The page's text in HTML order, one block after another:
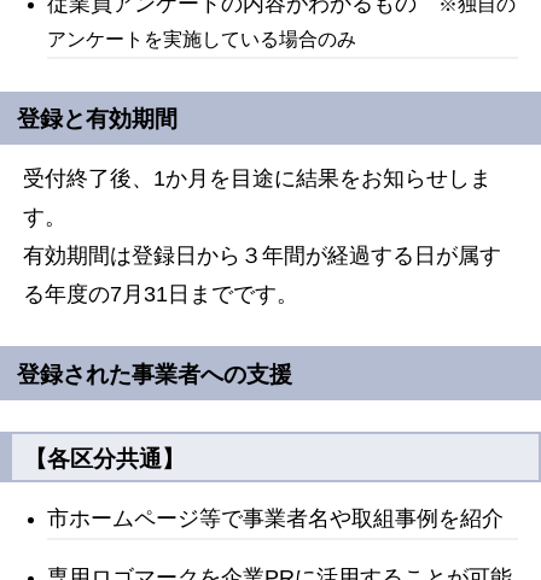
アンケートを実施している場合のみ
登録と有効期間
受付終了後、1か月を目途に結果をお知らせしま
す。
有効期間は登録日から３年間が経過する日が属す
る年度の7月31日までです。
登録された事業者への支援
【各区分共通】
市ホームページ等で事業者名や取組事例を紹介